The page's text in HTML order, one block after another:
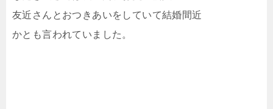
友近さんとおつきあいをしていて結婚間近
かとも言われていました。